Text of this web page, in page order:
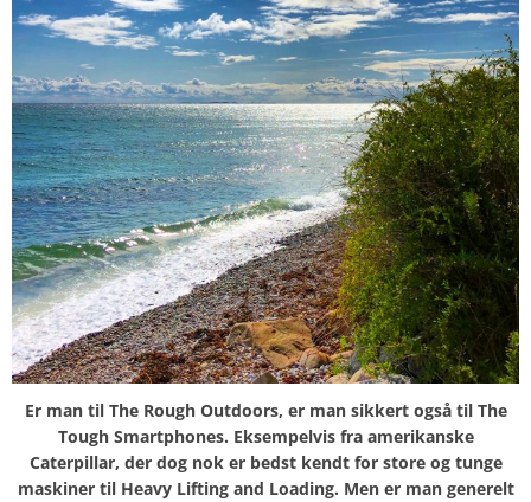
Er man til The Rough Outdoors, er man sikkert også til The
Tough Smartphones. Eksempelvis fra amerikanske
Caterpillar, der dog nok er bedst kendt for store og tunge
maskiner til Heavy Lifting and Loading. Men er man generelt